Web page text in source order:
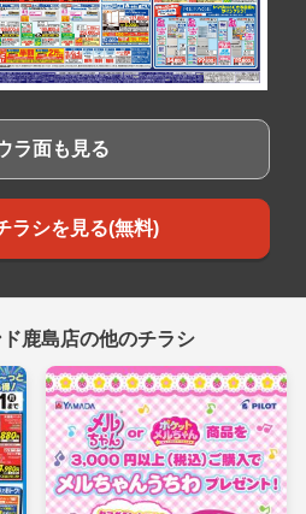
ラ面も見る
ラシを見る(無料)
鹿島店の他のチラシ